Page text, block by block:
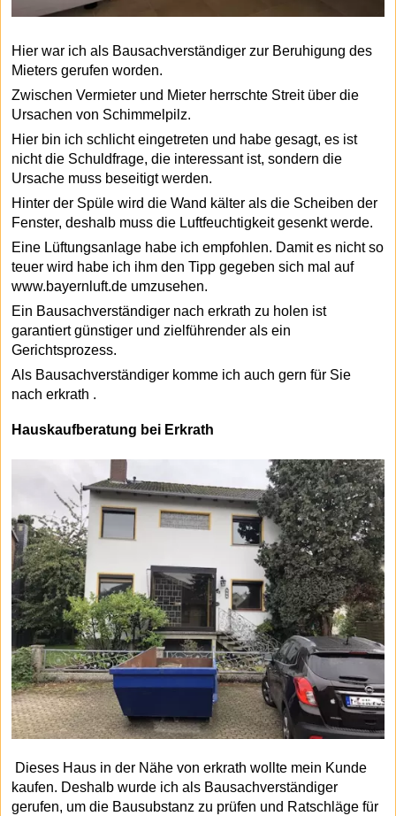
Hier war ich als Bausachverständiger zur Beruhigung des
Mieters gerufen worden.
Zwischen Vermieter und Mieter herrschte Streit über die
Ursachen von Schimmelpilz.
Hier bin ich schlicht eingetreten und habe gesagt, es ist
nicht die Schuldfrage, die interessant ist, sondern die
Ursache muss beseitigt werden.
Hinter der Spüle wird die Wand kälter als die Scheiben der
Fenster, deshalb muss die Luftfeuchtigkeit gesenkt werde.
Eine Lüftungsanlage habe ich empfohlen. Damit es nicht so
teuer wird habe ich ihm den Tipp gegeben sich mal auf
www.bayernluft.de umzusehen.
Ein Bausachverständiger nach erkrath zu holen ist
garantiert günstiger und zielführender als ein
Gerichtsprozess.
Als Bausachverständiger komme ich auch gern für Sie
nach erkrath .
Hauskaufberatung bei Erkrath
Dieses Haus in der Nähe von erkrath wollte mein Kunde
kaufen. Deshalb wurde ich als Bausachverständiger
gerufen, um die Bausubstanz zu prüfen und Ratschläge für